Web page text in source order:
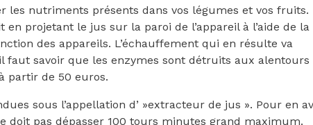
les nutriments présents dans vos légumes et vos fruits.
projetant le jus sur la paroi de l’appareil à l’aide de la
des appareils. L’échauffement qui en résulte va
savoir que les enzymes sont détruits aux alentours
partir de 50 euros.
sous l’appellation d’ »extracteur de jus ». Pour en
pas dépasser 100 tours minutes grand maximum.